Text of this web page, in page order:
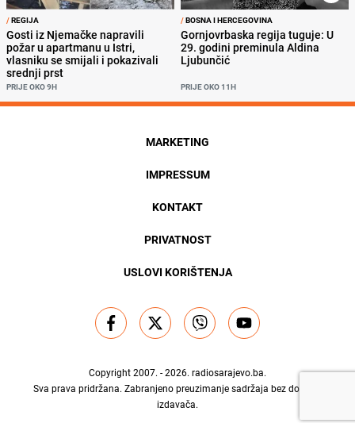
/REGIJA
Gosti iz Njemačke napravili
požar u apartmanu u Istri,
vlasniku se smijali i pokazivali
srednji prst
PRIJE OKO 9H
/BOSNA I HERCEGOVINA
Gornjovrbaska regija tuguje: U
29. godini preminula Aldina
Ljubunčić
PRIJE OKO 11H
MARKETING
IMPRESSUM
KONTAKT
PRIVATNOST
USLOVI KORIŠTENJA
Copyright 2007. - 2026. radiosarajevo.ba.
Sva prava pridržana. Zabranjeno preuzimanje sadržaja bez dozvole
izdavača.